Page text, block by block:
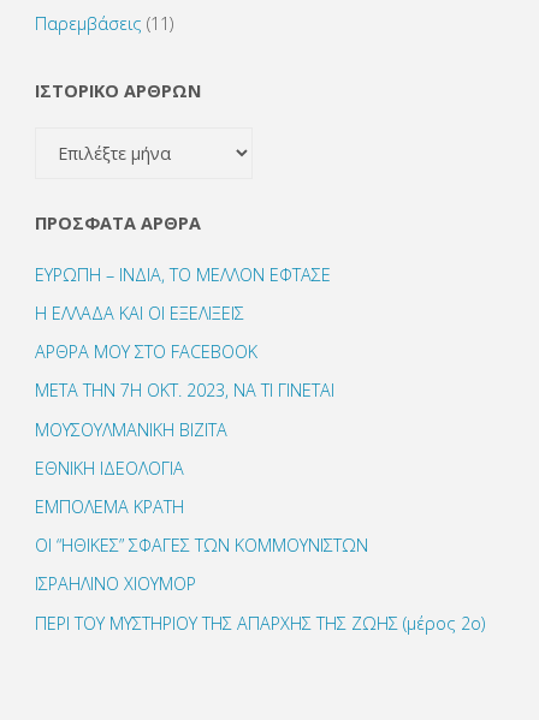
Παρεμβάσεις (11)
ΙΣΤΟΡΙΚΟ ΑΡΘΡΩΝ
ΙΣΤΟΡΙΚΟ
ΠΡΌΣΦΑΤΑ ΆΡΘΡΑ
ΕΥΡΩΠΗ – ΙΝΔΙΑ, ΤΟ ΜΕΛΛΟΝ ΕΦΤΑΣΕ
Η ΕΛΛΑΔΑ ΚΑΙ ΟΙ ΕΞΕΛΙΞΕΙΣ
ΑΡΘΡΑ ΜΟΥ ΣΤΟ FACEBOOK
ΜΕΤΑ ΤΗΝ 7Η ΟΚΤ. 2023, ΝΑ ΤΙ ΓΙΝΕΤΑΙ
ΜΟΥΣΟΥΛΜΑΝΙΚΗ ΒΙΖΙΤΑ
ΕΘΝΙΚΗ ΙΔΕΟΛΟΓΙΑ
ΕΜΠΟΛΕΜΑ ΚΡΑΤΗ
ΟΙ “ΗΘΙΚΕΣ” ΣΦΑΓΕΣ ΤΩΝ ΚΟΜΜΟΥΝΙΣΤΩΝ
ΙΣΡΑΗΛΙΝΟ ΧΙΟΥΜΟΡ
ΠΕΡΙ ΤΟΥ ΜΥΣΤΗΡΙΟΥ ΤΗΣ ΑΠΑΡΧΗΣ ΤΗΣ ΖΩΗΣ (μέρος 2ο)